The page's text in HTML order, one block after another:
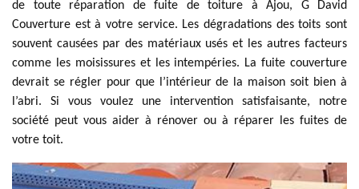
de toute réparation de fuite de toiture à Ajou, G David
Couverture est à votre service. Les dégradations des toits sont
souvent causées par des matériaux usés et les autres facteurs
comme les moisissures et les intempéries. La fuite couverture
devrait se régler pour que l’intérieur de la maison soit bien à
l’abri. Si vous voulez une intervention satisfaisante, notre
société peut vous aider à rénover ou à réparer les fuites de
votre toit.